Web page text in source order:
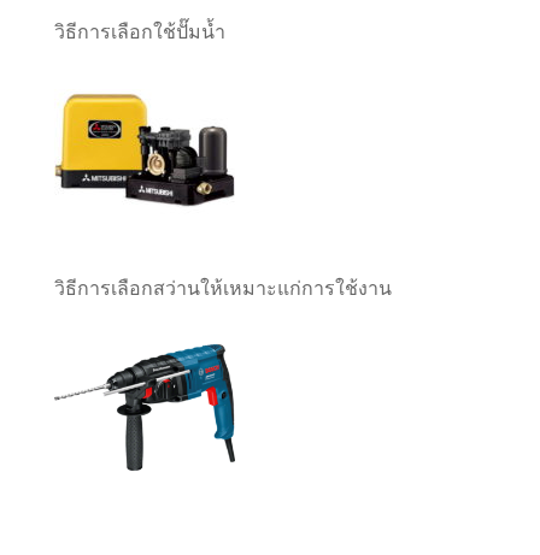
วิธีการเลือกใช้ปั๊มน้ำ
วิธีการเลือกสว่านให้เหมาะแก่การใช้งาน